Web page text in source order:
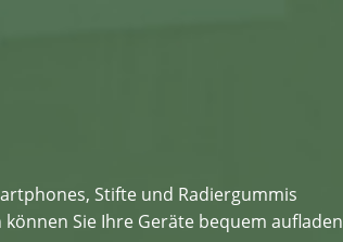
Stifte und Radiergummis
können Sie Ihre Geräte bequem aufladen